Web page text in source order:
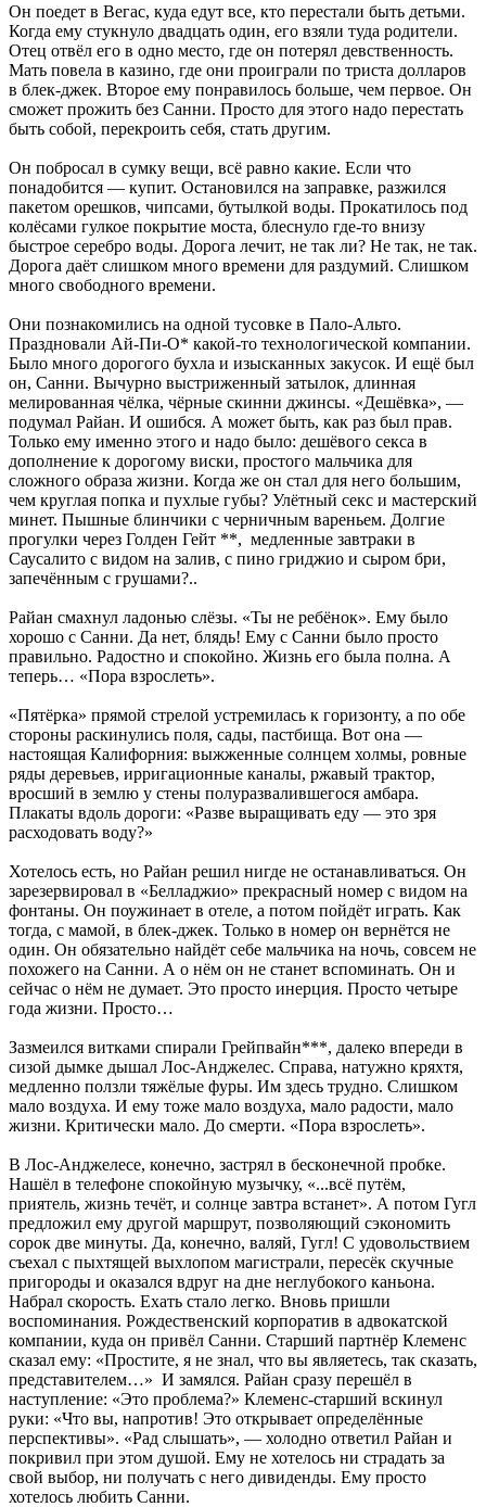
Он поедет в Вегас, куда едут все, кто перестали быть детьми.
Когда ему стукнуло двадцать один, его взяли туда родители.
Отец отвёл его в одно место, где он потерял девственность.
Мать повела в казино, где они проиграли по триста долларов
в блек-джек. Второе ему понравилось больше, чем первое. Он
сможет прожить без Санни. Просто для этого надо перестать
быть собой, перекроить себя, стать другим.
Он побросал в сумку вещи, всё равно какие. Если что
понадобится — купит. Остановился на заправке, разжился
пакетом орешков, чипсами, бутылкой воды. Прокатилось под
колёсами гулкое покрытие моста, блеснуло где-то внизу
быстрое серебро воды. Дорога лечит, не так ли? Не так, не так.
Дорога даёт слишком много времени для раздумий. Слишком
много свободного времени.
Они познакомились на одной тусовке в Пало-Альто.
Праздновали Ай-Пи-О* какой-то технологической компании.
Было много дорогого бухла и изысканных закусок. И ещё был
он, Санни. Вычурно выстриженный затылок, длинная
мелированная чёлка, чёрные скинни джинсы. «Дешёвка», —
подумал Райан. И ошибся. А может быть, как раз был прав.
Только ему именно этого и надо было: дешёвого секса в
дополнение к дорогому виски, простого мальчика для
сложного образа жизни. Когда же он стал для него большим,
чем круглая попка и пухлые губы? Улётный секс и мастерский
минет. Пышные блинчики с черничным вареньем. Долгие
прогулки через Голден Гейт **, медленные завтраки в
Саусалито с видом на залив, с пино гриджио и сыром бри,
запечённым с грушами?..
Райан смахнул ладонью слёзы. «Ты не ребёнок». Ему было
хорошо с Санни. Да нет, блядь! Ему с Санни было просто
правильно. Радостно и спокойно. Жизнь его была полна. А
теперь… «Пора взрослеть».
«Пятёрка» прямой стрелой устремилась к горизонту, а по обе
стороны раскинулись поля, сады, пастбища. Вот она —
настоящая Калифорния: выжженные солнцем холмы, ровные
ряды деревьев, ирригационные каналы, ржавый трактор,
вросший в землю у стены полуразвалившегося амбара.
Плакаты вдоль дороги: «Разве выращивать еду — это зря
расходовать воду?»
Хотелось есть, но Райан решил нигде не останавливаться. Он
зарезервировал в «Белладжио» прекрасный номер с видом на
фонтаны. Он поужинает в отеле, а потом пойдёт играть. Как
тогда, с мамой, в блек-джек. Только в номер он вернётся не
один. Он обязательно найдёт себе мальчика на ночь, совсем не
похожего на Санни. А о нём он не станет вспоминать. Он и
сейчас о нём не думает. Это просто инерция. Просто четыре
года жизни. Просто…
Зазмеился витками спирали Грейпвайн***, далеко впереди в
сизой дымке дышал Лос-Анджелес. Справа, натужно кряхтя,
медленно ползли тяжёлые фуры. Им здесь трудно. Слишком
мало воздуха. И ему тоже мало воздуха, мало радости, мало
жизни. Критически мало. До смерти. «Пора взрослеть».
В Лос-Анджелесе, конечно, застрял в бесконечной пробке.
Нашёл в телефоне спокойную музычку, «...всё путём,
приятель, жизнь течёт, и солнце завтра встанет». А потом Гугл
предложил ему другой маршрут, позволяющий сэкономить
сорок две минуты. Да, конечно, валяй, Гугл! С удовольствием
съехал с пыхтящей выхлопом магистрали, пересёк скучные
пригороды и оказался вдруг на дне неглубокого каньона.
Набрал скорость. Ехать стало легко. Вновь пришли
воспоминания. Рождественский корпоратив в адвокатской
компании, куда он привёл Санни. Старший партнёр Клеменс
сказал ему: «Простите, я не знал, что вы являетесь, так сказать,
представителем…» И замялся. Райан сразу перешёл в
наступление: «Это проблема?» Клеменс-старший вскинул
руки: «Что вы, напротив! Это открывает определённые
перспективы». «Рад слышать», — холодно ответил Райан и
покривил при этом душой. Ему не хотелось ни страдать за
свой выбор, ни получать с него дивиденды. Ему просто
хотелось любить Санни.